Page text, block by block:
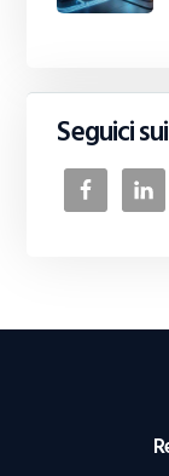
Seguici